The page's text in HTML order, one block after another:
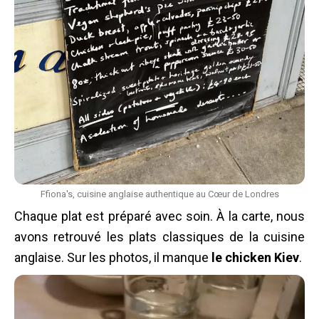
Ffiona's, cuisine anglaise authentique au Cœur de Londres
Chaque plat est préparé avec soin. À la carte, nous
avons retrouvé les plats classiques de la cuisine
anglaise. Sur les photos, il manque le chicken Kiev.